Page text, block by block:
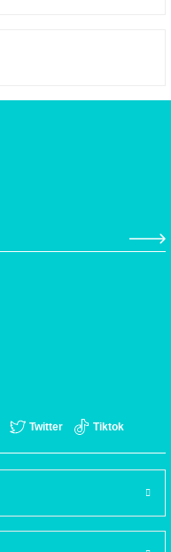
Twitter Tiktok